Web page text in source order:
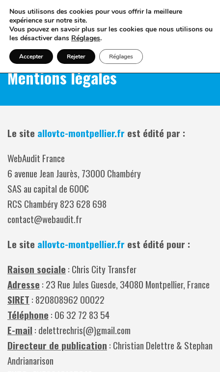
Mentions légales
Le site allovtc-montpellier.fr est édité par :
WebAudit France
6 avenue Jean Jaurès, 73000 Chambéry
SAS au capital de 600€
RCS Chambéry 823 628 698
contact@webaudit.fr
Le site allovtc-montpellier.fr est édité pour :
Raison sociale : Chris City Transfer
Adresse : 23 Rue Jules Guesde, 34080 Montpellier, France
SIRET : 820808962 00022
Téléphone : 06 32 72 83 54
E-mail : delettrechris(@)gmail.com
Directeur de publication : Christian Delettre & Stephan
Andrianarison
Nous utilisons des cookies pour vous offrir la meilleure
expérience sur notre site.
Vous pouvez en savoir plus sur les cookies que nous utilisons ou
les désactiver dans Réglages.
Accepter Rejeter Réglages